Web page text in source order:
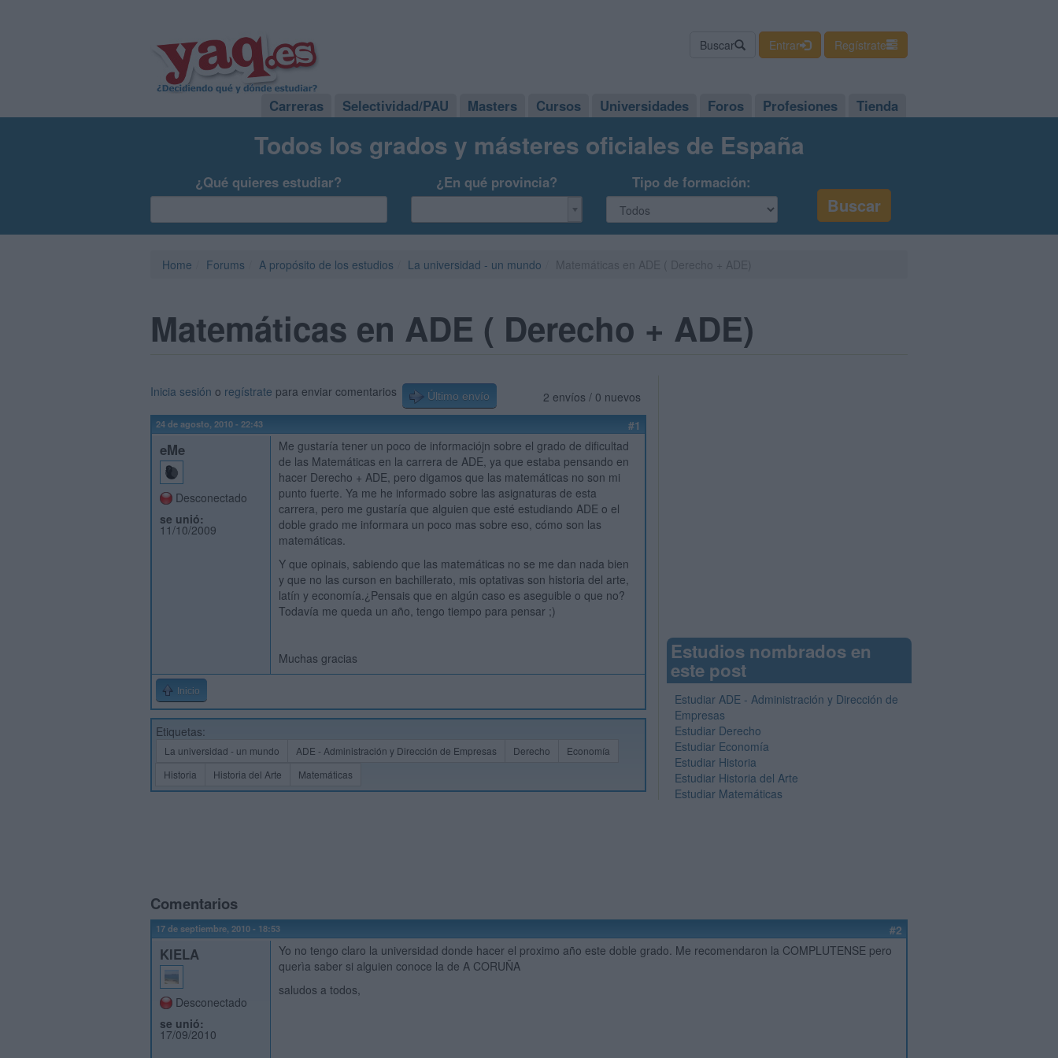
Buscar Entrar Regístrate
Carreras Selectividad/PAU Masters Cursos Universidades Foros Profesiones Tienda
Todos los grados y másteres oficiales de España
¿Qué quieres estudiar? ¿En qué provincia? Tipo de formación:
Home Forums A propósito de los estudios La universidad - un mundo
Matemáticas en ADE ( Derecho + ADE)
2 envíos / 0 nuevos
Inicia sesión o regístrate para enviar comentarios Último envío
24 de agosto, 2010 - 22:43 #1
eMe
Desconectado
se unió:
11/10/2009
Me gustaría tener un poco de informaciójn sobre el grado de dificultad
de las Matemáticas en la carrera de ADE, ya que estaba pensando en
hacer Derecho + ADE, pero digamos que las matemáticas no son mi
punto fuerte. Ya me he informado sobre las asignaturas de esta
carrera, pero me gustaría que alguien que esté estudiando ADE o el
doble grado me informara un poco mas sobre eso, cómo son las
matemáticas.
Y que opinais, sabiendo que las matemáticas no se me dan nada bien
y que no las curson en bachillerato, mis optativas son historia del arte,
latín y economía.¿Pensais que en algún caso es aseguible o que no?
Todavía me queda un año, tengo tiempo para pensar ;)
Muchas gracias
Inicio
Etiquetas:
La universidad - un mundo ADE - Administración y Dirección de Empresas Derecho
Economía
Historia
Historia del Arte Matemáticas
Estudios nombrados en
este post
Estudiar ADE - Administración y Dirección de
Empresas
Estudiar Derecho
Estudiar Economía
Estudiar Historia
Estudiar Historia del Arte
Estudiar Matemáticas
Comentarios
17 de septiembre, 2010 - 18:53 #2
KIELA
Desconectado
se unió:
17/09/2010
Yo no tengo claro la universidad donde hacer el proximo año este doble grado. Me recomendaron la COMPLUTENSE pero
querìa saber si alguien conoce la de A CORUÑA
saludos a todos,